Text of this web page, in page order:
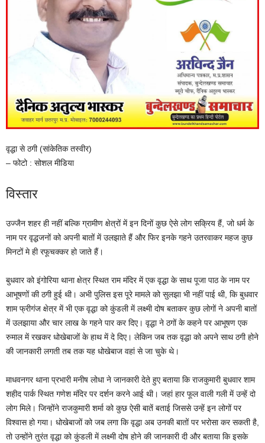
वृद्धा से ठगी (सांकेतिक तस्वीर)
– फोटो : सोशल मीडिया
विस्तार
उज्जैन शहर ही नहीं बल्कि ग्रामीण क्षेत्रों में इन दिनों कुछ ऐसे लोग सक्रिय हैं, जो धर्म के
नाम पर वृद्धजनों को अपनी बातों में उलझाते हैं और फिर इनके गहने उतरवाकर महज कुछ
मिनटों मे ही रफूचक्कर हो जाते हैं।
बुधवार को इंगोरिया थाना क्षेत्र स्थित राम मंदिर में एक वृद्धा के साथ पूजा पाठ के नाम पर
आभूषणों की ठगी हुई थी। अभी पुलिस इस पूरे मामले को सुलझा भी नहीं पाई थी, कि बुधवार
शाम फ्रीगंज क्षेत्र में भी एक वृद्धा को कुंडली में लक्ष्मी दोष बताकर कुछ लोगों ने अपनी बातों
में उलझाया और चार लाख के गहने पार कर दिए। वृद्धा ने ठगों के कहने पर आभूषण एक
रुमाल में रखकर धोखेबाजों के हाथ में दे दिए। लेकिन जब तक वृद्धा को अपने साथ ठगी होने
की जानकारी लगती तब तक यह धोखेबाज वहां से जा चुके थे।
माधवनगर थाना प्रभारी मनीष लोधा ने जानकारी देते हुए बताया कि राजकुमारी बुधवार शाम
शहीद पार्क स्थित गणेश मंदिर पर दर्शन करने आई थी। जहां हार फूल वाली गली में उन्हें दो
लोग मिले। जिन्होंने राजकुमारी शर्मा को कुछ ऐसी बातें बताई जिससे उन्हें इन लोगों पर
विश्वास हो गया। धोखेबाजों को जब लगा कि वृद्धा अब उनकी बातों पर भरोसा कर सकती है,
तो उन्होंने तुरंत वृद्धा को कुंडली में लक्ष्मी दोष होने की जानकारी दी और बताया कि इसके